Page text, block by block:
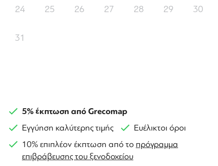
24 25 26 27 28 29 30
31
5% έκπτωση από Grecomap
Εγγύηση καλύτερης τιμής
Ευέλικτοι όροι
10% επιπλέον έκπτωση από το πρόγραμμα
επιβράβευσης του ξενοδοχείου